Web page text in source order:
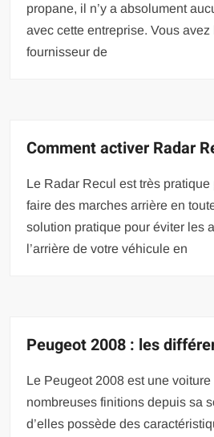
propane, il n’y a absolument
avec cette entreprise. Vous
fournisseur de
Comment activer Radar
Le Radar Recul est très
faire des marches arrière en
solution pratique pour éviter les
l’arrière de votre véhicule en
Peugeot 2008 : les
Le Peugeot 2008 est une
nombreuses finitions depuis sa
d’elles possède des